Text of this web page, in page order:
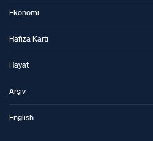
Ekonomi
Hafıza Kartı
Hayat
Arşiv
English